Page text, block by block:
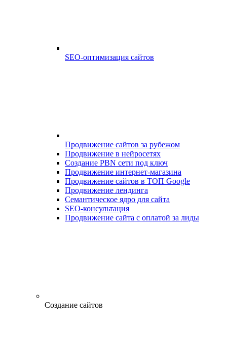
SEO-оптимизация сайтов
Продвижение сайтов за рубежом
Продвижение в нейросетях
Создание PBN сети под ключ
Продвижение интернет-магазина
Продвижение сайтов в ТОП Google
Продвижение лендинга
Семантическое ядро для сайта
SEO-консультация
Продвижение сайта с оплатой за лиды
Создание сайтов